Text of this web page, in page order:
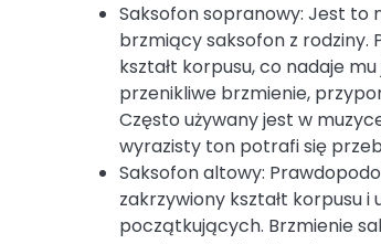
Saksofon sopranowy: Jest to
brzmiący saksofon z rodziny.
kształt korpusu, co nadaje
przenikliwe brzmienie,
Często używany jest w
wyrazisty ton potrafi się
Saksofon altowy:
zakrzywiony kształt korpusu
początkujących. Brzmienie